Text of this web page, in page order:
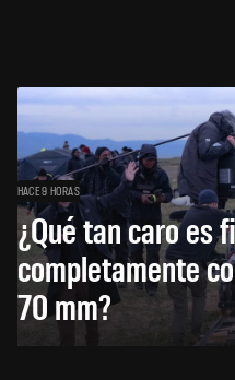
HACE 9 HORAS
¿Qué tan caro es
completamente
70 mm?